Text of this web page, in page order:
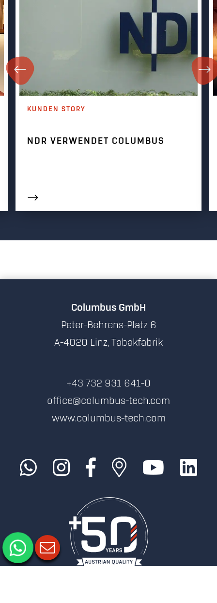
KUNDEN STORY
NDR VERWENDET COLUMBUS
Columbus GmbH
Peter-Behrens-Platz 6
A-4020 Linz, Tabakfabrik
+43 732 931 641-0
office@columbus-tech.com
www.columbus-tech.com